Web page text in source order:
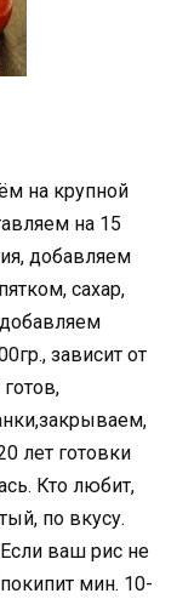
на крупной
на 15
добавляем
сахар,
зависит от
лет готовки
Кто любит,
по вкусу.
ваш рис не
мин. 10-